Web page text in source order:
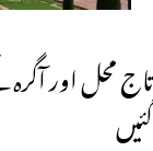
تاج محل اور
گئیں